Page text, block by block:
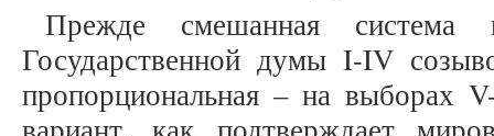
Прежде смешанная система
Государственной думы I-IV
пропорциональная – на выборах